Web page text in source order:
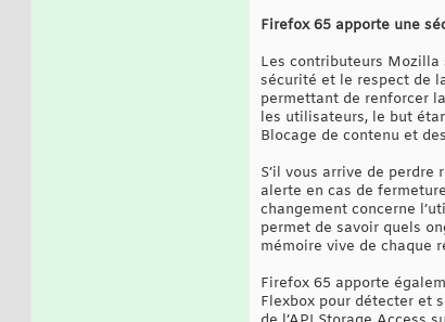
Firefox 65 apporte une
Les contributeurs Mozilla
sécurité et le respect de
permettant de renforcer
les utilisateurs, le but
Blocage de contenu et
S’il vous arrive de
alerte en cas de
changement concerne
permet de savoir quels
mémoire vive de chaque
Firefox 65 apporte
Flexbox pour détecter et